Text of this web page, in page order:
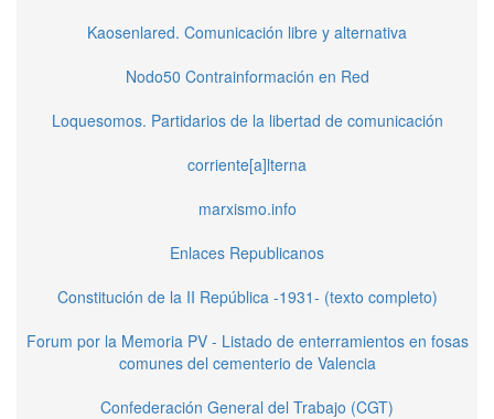
Kaosenlared. Comunicación libre y alternativa
Nodo50 Contrainformación en Red
Loquesomos. Partidarios de la libertad de comunicación
corriente[a]lterna
marxismo.info
Enlaces Republicanos
Constitución de la II República -1931- (texto completo)
Forum por la Memoria PV - Listado de enterramientos en fosas
comunes del cementerio de Valencia
Confederación General del Trabajo (CGT)